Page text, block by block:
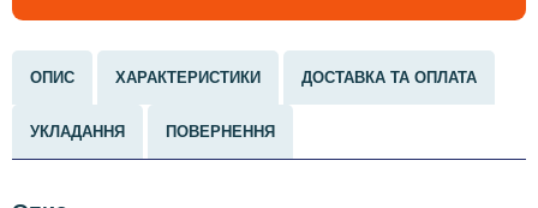
ОПИС ХАРАКТЕРИСТИКИ ДОСТАВКА ТА ОПЛАТА
УКЛАДАННЯ ПОВЕРНЕННЯ